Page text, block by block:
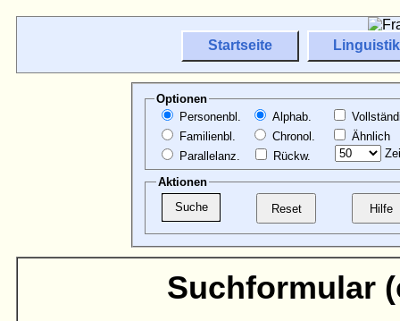
Startseite Linguistik
Optionen
Personenbl.
Familienbl.
Parallelanz.
Alphab.
Chronol.
Rückw.
Ähnlich
Aktionen
Suchformular